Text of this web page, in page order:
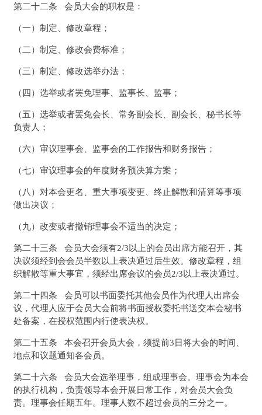
第二十二条 会员大会的职权是：
（一）制定、修改章程；
（二）制定、修改会费标准；
（三）制定、修改选举办法；
（四）选举或者罢免理事、监事长、监事；
（五）选举或者罢免会长、常务副会长、副会长、秘书长等
负责人；
（六）审议理事会、监事会的工作报告和财务报告；
（七）审议理事会的年度财务预决算方案；
（八）对本会更名、重大事项变更、终止解散和清算等事项
做出决议；
（九）改变或者撤销理事会不适当的决定；
第二十三条 会员大会须有2/3以上的会员出席方能召开，其
决议须经到会会员半数以上表决通过后生效。修改章程，组
织解散等重大事宜，须经出席会议的会员2/3以上表决通过。
第二十四条 会员可以书面委托其他会员作为代理人出席会
议，代理人应于会员大会前将书面授权委托书送交本会秘书
处备案，在授权范围内行使表决权。
第二十五条 本会召开会员大会，须提前3日将大会的时间、
地点和议题通知各会员。
第二十六条 会员大会选举理事，组成理事会。理事会为本会
的执行机构，负责领导本会开展日常工作，对会员大会负
责。理事会任期五年。理事人数不超过会员的三分之一。